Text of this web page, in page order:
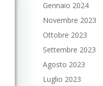
Gennaio 2024
Novembre 2023
Ottobre 2023
Settembre 2023
Agosto 2023
Luglio 2023